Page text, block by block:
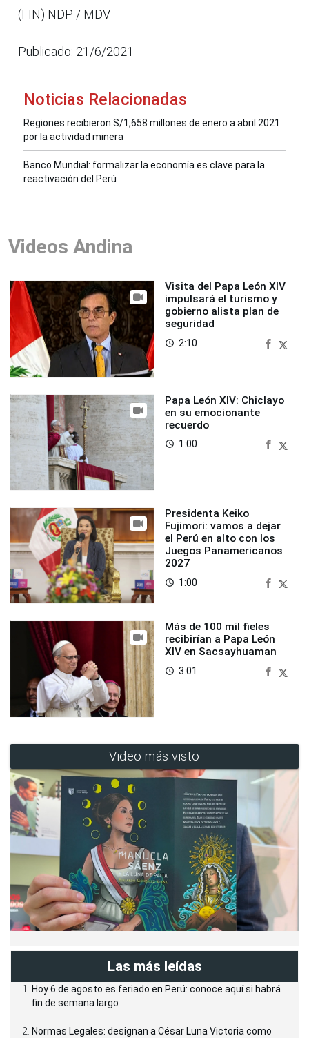
(FIN) NDP / MDV
Publicado: 21/6/2021
Noticias Relacionadas
Regiones recibieron S/1,658 millones de enero a abril 2021
por la actividad minera
Banco Mundial: formalizar la economía es clave para la
reactivación del Perú
Videos Andina
Visita del Papa León XIV
impulsará el turismo y
gobierno alista plan de
seguridad
access_time 2:10
Papa León XIV: Chiclayo
en su emocionante
recuerdo
access_time 1:00
Presidenta Keiko
Fujimori: vamos a dejar
el Perú en alto con los
Juegos Panamericanos
2027
access_time 1:00
Más de 100 mil fieles
recibirían a Papa León
XIV en Sacsayhuaman
access_time 3:01
Video más visto
Las más leídas
Hoy 6 de agosto es feriado en Perú: conoce aquí si habrá
fin de semana largo
Normas Legales: designan a César Luna Victoria como